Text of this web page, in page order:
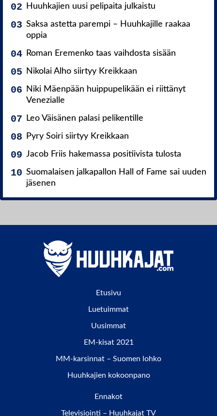
Huuhkajien uusi pelipaita julkaistu
Saksa astetta parempi – Huuhkajille raakaa
oppia
Roman Eremenko taas vaihdosta sisään
Nikolai Alho siirtyy Kreikkaan
Niki Mäenpään huippupelikään ei riittänyt
Venezialle
Leo Väisänen palasi pelikentille
Pyry Soiri siirtyy Kreikkaan
Jacob Friis hakemassa positiivista tulosta
Suomalaisen jalkapallon Hall of Fame sai uuden
jäsenen
Etusivu
Luetuimmat
Uusimmat
EM-kisat 2021
MM-karsinnat – Suomen lohko
Huuhkajien kokoonpano
Ennakot
Televisiointi – Huuhkajat TV